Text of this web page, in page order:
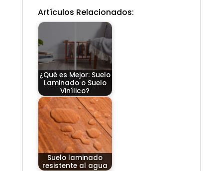
Artículos Relacionados:
¿Qué es Mejor: Suelo
Laminado o Suelo
Vinílico?
Suelo laminado
resistente al agua